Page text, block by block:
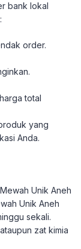
bank lokal
order.
total
yang
Anda.
Unik Aneh
Unik Aneh
sekali.
zat kimia